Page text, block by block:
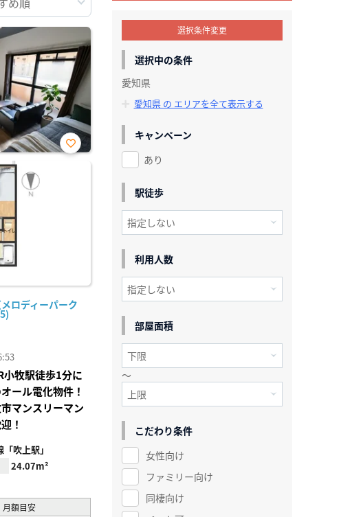
ロディーパーク
お気
小牧駅徒歩1分に
ール電化物件！
マンスリーマン
！
吹上駅」
24.07m²
月額目安
選択条件変更
選択中の条件
愛知県
愛知県 の エリアを全て表示する
キャンペーン
あり
駅徒歩
利用人数
部屋面積
～
こだわり条件
女性向け
ファミリー向け
同棲向け